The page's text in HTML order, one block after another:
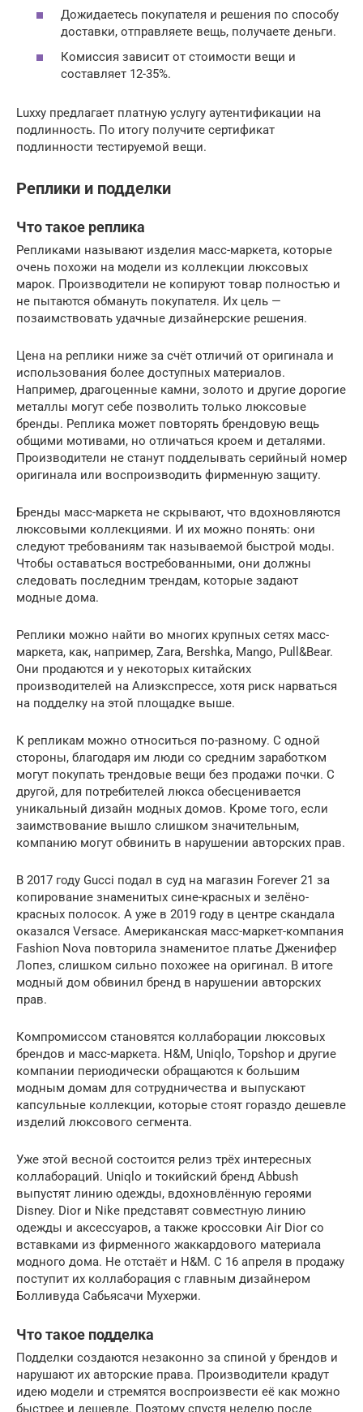
Дожидаетесь покупателя и решения по способу
доставки, отправляете вещь, получаете деньги.
Комиссия зависит от стоимости вещи и
составляет 12-35%.
Luxxy предлагает платную услугу аутентификации на
подлинность. По итогу получите сертификат
подлинности тестируемой вещи.
Реплики и подделки
Что такое реплика
Репликами называют изделия масс-маркета, которые
очень похожи на модели из коллекции люксовых
марок. Производители не копируют товар полностью и
не пытаются обмануть покупателя. Их цель —
позаимствовать удачные дизайнерские решения.
Цена на реплики ниже за счёт отличий от оригинала и
использования более доступных материалов.
Например, драгоценные камни, золото и другие дорогие
металлы могут себе позволить только люксовые
бренды. Реплика может повторять брендовую вещь
общими мотивами, но отличаться кроем и деталями.
Производители не станут подделывать серийный номер
оригинала или воспроизводить фирменную защиту.
Бренды масс-маркета не скрывают, что вдохновляются
люксовыми коллекциями. И их можно понять: они
следуют требованиям так называемой быстрой моды.
Чтобы оставаться востребованными, они должны
следовать последним трендам, которые задают
модные дома.
Реплики можно найти во многих крупных сетях масс-
маркета, как, например, Zara, Bershka, Mango, Pull&Bear.
Они продаются и у некоторых китайских
производителей на Алиэкспрессе, хотя риск нарваться
на подделку на этой площадке выше.
К репликам можно относиться по-разному. С одной
стороны, благодаря им люди со средним заработком
могут покупать трендовые вещи без продажи почки. С
другой, для потребителей люкса обесценивается
уникальный дизайн модных домов. Кроме того, если
заимствование вышло слишком значительным,
компанию могут обвинить в нарушении авторских прав.
В 2017 году Gucci подал в суд на магазин Forever 21 за
копирование знаменитых сине-красных и зелёно-
красных полосок. А уже в 2019 году в центре скандала
оказался Versace. Американская масс-маркет-компания
Fashion Nova повторила знаменитое платье Дженифер
Лопез, слишком сильно похожее на оригинал. В итоге
модный дом обвинил бренд в нарушении авторских
прав.
Компромиссом становятся коллаборации люксовых
брендов и масс-маркета. H&M, Uniqlo, Topshop и другие
компании периодически обращаются к большим
модным домам для сотрудничества и выпускают
капсульные коллекции, которые стоят гораздо дешевле
изделий люксового сегмента.
Уже этой весной состоится релиз трёх интересных
коллабораций. Uniqlo и токийский бренд Abbush
выпустят линию одежды, вдохновлённую героями
Disney. Dior и Nike представят совместную линию
одежды и аксессуаров, а также кроссовки Air Dior со
вставками из фирменного жаккардового материала
модного дома. Не отстаёт и H&M. С 16 апреля в продажу
поступит их коллаборация с главным дизайнером
Болливуда Сабьясачи Мухержи.
Что такое подделка
Подделки создаются незаконно за спиной у брендов и
нарушают их авторские права. Производители крадут
идею модели и стремятся воспроизвести её как можно
быстрее и дешевле. Поэтому спустя неделю после